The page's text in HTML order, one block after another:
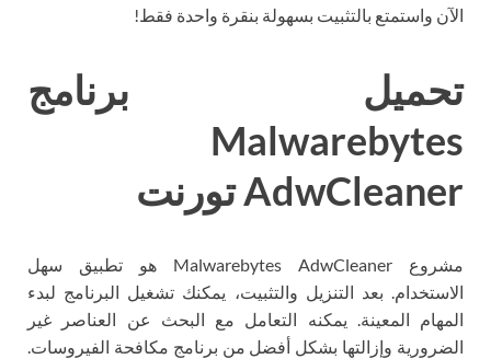
الآن واستمتع بالتثبيت بسهولة بنقرة واحدة فقط!
تحميل برنامج
Malwarebytes
AdwCleaner تورنت
مشروع Malwarebytes AdwCleaner هو تطبيق سهل
الاستخدام. بعد التنزيل والتثبيت، يمكنك تشغيل البرنامج لبدء
المهام المعينة. يمكنه التعامل مع البحث عن العناصر غير
الضرورية وإزالتها بشكل أفضل من برنامج مكافحة الفيروسات.